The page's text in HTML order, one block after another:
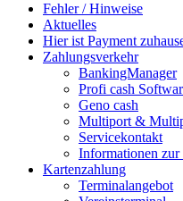
Fehler / Hinweise
Aktuelles
Hier ist Payment
Zahlungsverkehr
BankingManager
Profi cash
Geno cash
Multiport &
Servicekontakt
Informationen
Kartenzahlung
Terminalangebot